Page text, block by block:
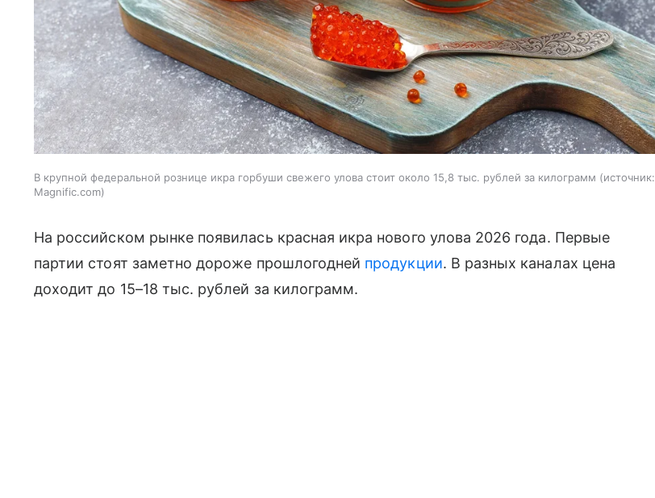
В крупной федеральной рознице икра горбуши свежего улова стоит около 15,8 тыс. рублей за килограмм
источник:
Magnific.com
На российском рынке появилась красная икра нового улова 2026 года. Первые
партии стоят заметно дороже прошлогодней продукции. В разных каналах цена
доходит до 15–18 тыс. рублей за килограмм.